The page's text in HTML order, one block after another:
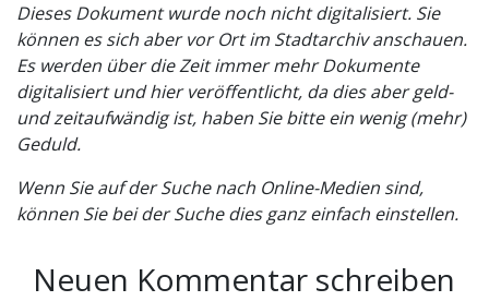
Dieses Dokument wurde noch nicht digitalisiert. Sie
können es sich aber vor Ort im Stadtarchiv anschauen.
Es werden über die Zeit immer mehr Dokumente
digitalisiert und hier veröffentlicht, da dies aber geld-
und zeitaufwändig ist, haben Sie bitte ein wenig (mehr)
Geduld.
Wenn Sie auf der Suche nach Online-Medien sind,
können Sie bei der Suche dies ganz einfach einstellen.
Neuen Kommentar schreiben